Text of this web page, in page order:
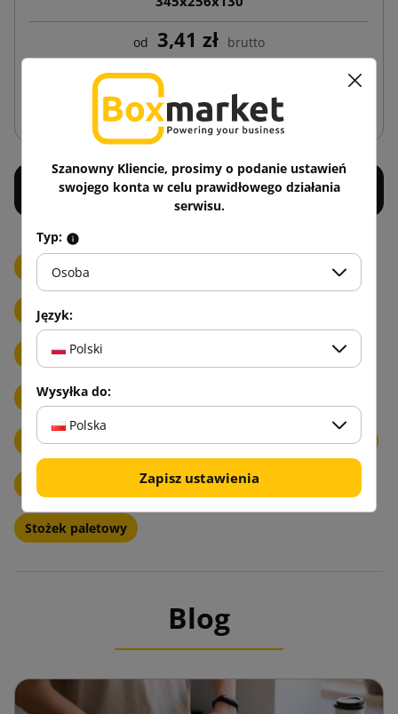
od 3,41 zł brutto
Dodaj do koszyka
Dyspensery
Torebki papierowe
Etykiety samoprzylepne
Przylgi kurierskie (kangurki)
Akcesoria do spinania taśm PP Narożniki ochronne
Kątowniki tekturowe Profile ochronne z pianki PE
Stożek paletowy
Blog
Szanowny Kliencie, prosimy o podanie ustawień
swojego konta w celu prawidłowego działania
serwisu.
Typ:
Osoba
Język:
Polski
Wysyłka do:
Polska
Zapisz ustawienia